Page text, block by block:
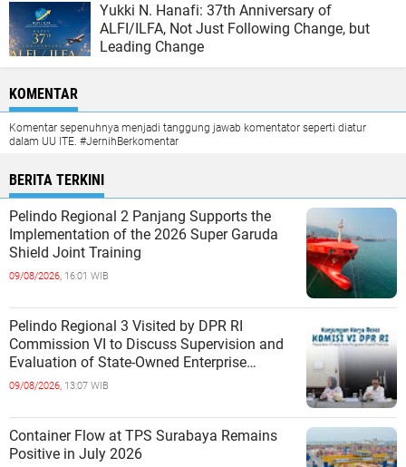
Yukki N. Hanafi: 37th Anniversary of
ALFI/ILFA, Not Just Following Change, but
Leading Change
KOMENTAR
Komentar sepenuhnya menjadi tanggung jawab komentator seperti diatur
dalam UU ITE. #JernihBerkomentar
BERITA TERKINI
Pelindo Regional 2 Panjang Supports the
Implementation of the 2026 Super Garuda
Shield Joint Training
09/08/2026, 16:01 WIB
Pelindo Regional 3 Visited by DPR RI
Commission VI to Discuss Supervision and
Evaluation of State-Owned Enterprise
Performance
09/08/2026, 13:07 WIB
Container Flow at TPS Surabaya Remains
Positive in July 2026